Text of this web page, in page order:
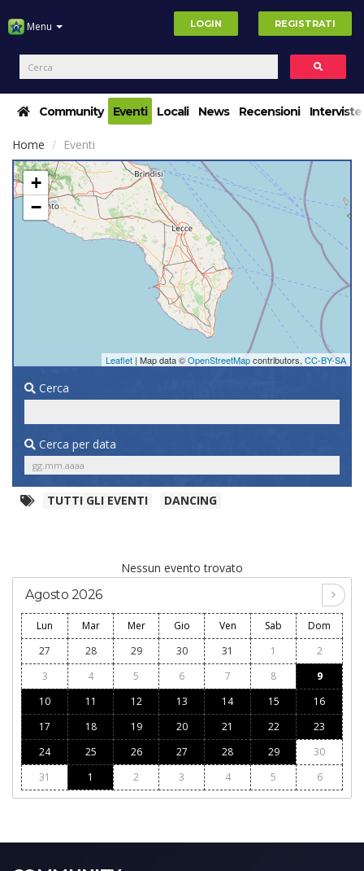
Menu LOGIN REGISTRATI
Community Eventi Locali News Recensioni Interviste
Home Eventi
+
−
Leaflet | Map data ©OpenStreetMapcontributors, CC-BY-SA
Cerca
Cerca per data
TUTTI GLI EVENTI DANCING
Nessun evento trovato
Agosto 2026
Lun Mar Mer Gio Ven Sab
Dom
27
28 29 30 31 1
2
3
4 5 6 7 8
9
10
11 12 13 14 15
16
17
18 19 20 21 22
23
24
25 26 27 28 29
30
31
1 2 3 4 5 6